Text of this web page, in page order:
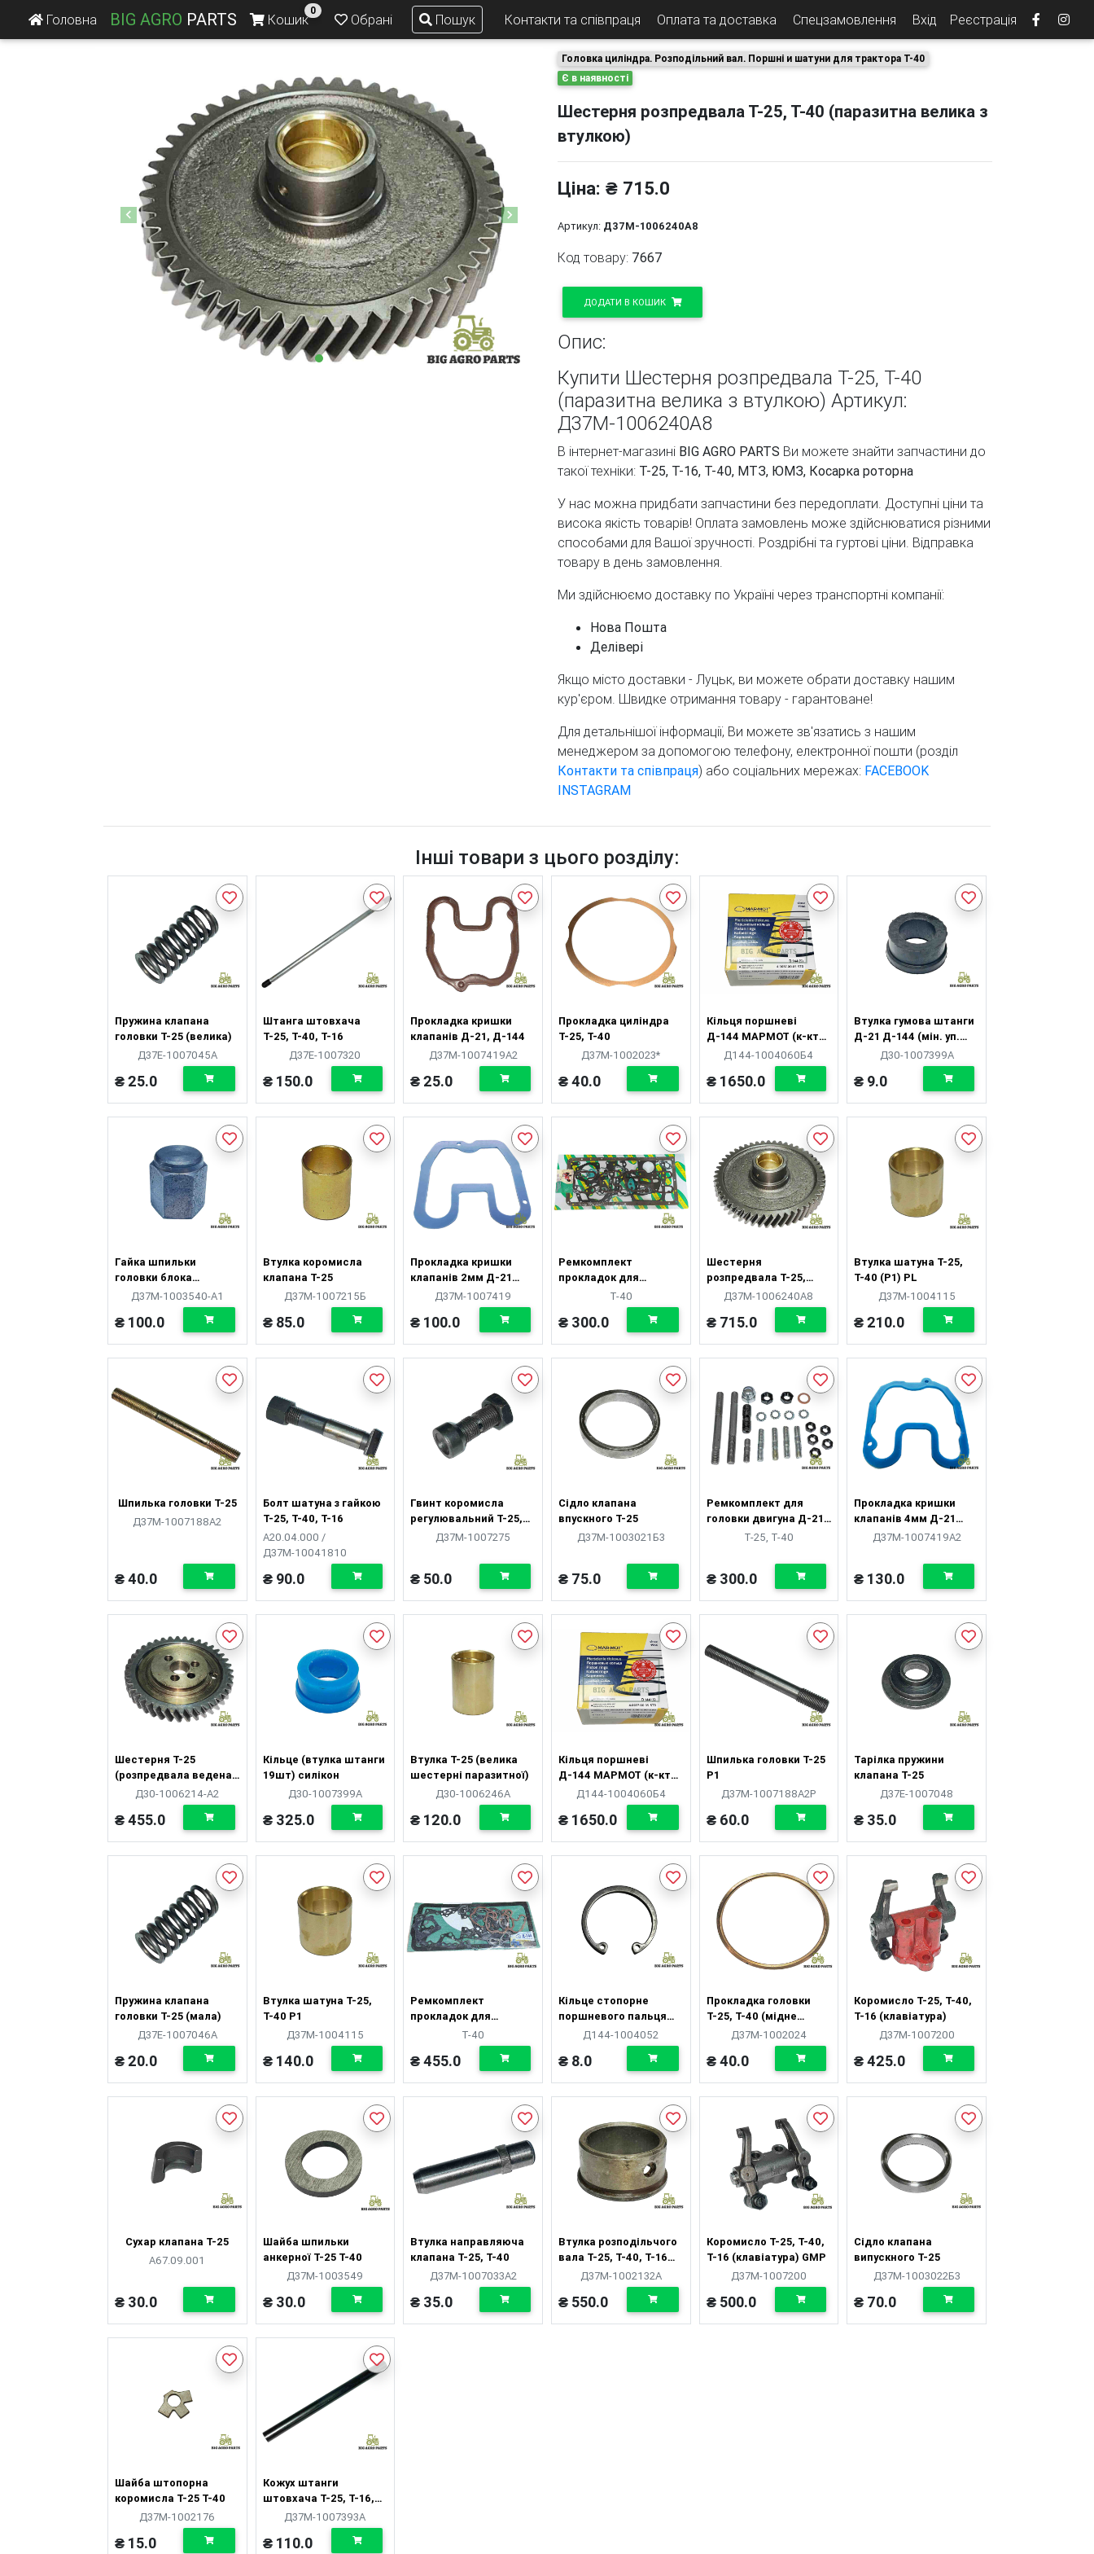
Головна BIG AGRO PARTS 0
Кошик Обрані Пошук Контакти та співпраця Оплата та доставка Спецзамовлення Вхід Реєстрація
Previous Next
Головка циліндра. Розподільний вал. Поршні и шатуни для трактора Т-40
Є в наявності
Шестерня розпредвала Т-25, Т-40 (паразитна велика з
втулкою)
Ціна: ₴ 715.0
Артикул: Д37М-1006240А8
Код товару: 7667
ДОДАТИ В КОШИК
Опис:
Купити Шестерня розпредвала Т-25, Т-40
(паразитна велика з втулкою) Артикул:
Д37М-1006240А8
В інтернет-магазині BIG AGRO PARTS Ви можете знайти запчастини до
такої техніки: Т-25, Т-16, Т-40, МТЗ, ЮМЗ, Косарка роторна
У нас можна придбати запчастини без передоплати. Доступні ціни та
висока якість товарів! Оплата замовлень може здійснюватися різними
способами для Вашої зручності. Роздрібні та гуртові ціни. Відправка
товару в день замовлення.
Ми здійснюємо доставку по Україні через транспортні компанії:
Нова Пошта
Делівері
Якщо місто доставки - Луцьк, ви можете обрати доставку нашим
кур'єром. Швидке отримання товару - гарантоване!
Для детальнішої інформації, Ви можете зв'язатись з нашим
менеджером за допомогою телефону, електронної пошти (розділ
Контакти та співпраця) або соціальних мережах: FACEBOOK
INSTAGRAM
Інші товари з цього розділу:
Пружина клапана
головки Т-25 (велика)
Д37Е-1007045А
₴ 25.0
Штанга штовхача
Т-25, Т-40, Т-16
Д37Е-1007320
₴ 150.0
Прокладка кришки
клапанів Д-21, Д-144
Д37М-1007419А2
₴ 25.0
Прокладка циліндра
Т-25, Т-40
Д37М-1002023*
₴ 40.0
Кільця поршневі
Д-144 МАРМОТ (к-кт
на 4 поршня, 5к)
Д144-1004060Б4
₴ 1650.0
Втулка гумова штанги
Д-21 Д-144 (мін. уп.
100шт.)Д30-1007399А
₴ 9.0
Гайка шпильки
головки блока
(анкерної) Т-40
Д37М-1003540-А1
₴ 100.0
Втулка коромисла
клапана Т-25
Д37М-1007215Б
₴ 85.0
Прокладка кришки
клапанів 2мм Д-21
Д-144 силікон
Д37М-1007419
₴ 100.0
Ремкомплект
прокладок для
ремонта двигуна
Т-40
₴ 300.0
Шестерня
розпредвала Т-25,
Т-40 (паразитна
велика з втулкою)
Д37М-1006240А8
₴ 715.0
Втулка шатуна Т-25,
Т-40 (Р1) PL
Д37М-1004115
₴ 210.0
Шпилька головки Т-25
Д37М-1007188А2
₴ 40.0
Болт шатуна з гайкою
Т-25, Т-40, Т-16
А20.04.000 /
Д37М-10041810
₴ 90.0
Гвинт коромисла
регулювальний Т-25,
Д37М-1007275
₴ 50.0
Сідло клапана
впускного Т-25
Д37М-1003021Б3
₴ 75.0
Ремкомплект для
головки двигуна Д-21
Д-144 (шпильки +
Т-25, Т-40
₴ 300.0
Прокладка кришки
клапанів 4мм Д-21
Д-144 силікон
Д37М-1007419А2
₴ 130.0
Шестерня Т-25
(розпредвала ведена
z=40)Д30-1006214-А2
₴ 455.0
Кільце (втулка штанги
19шт) силікон
Д30-1007399А
₴ 325.0
Втулка Т-25 (велика
шестерні паразитної)
Д30-1006246А
₴ 120.0
Кільця поршневі
Д-144 МАРМОТ (к-кт
на 4 поршня, 5к) Р1
Д144-1004060Б4
₴ 1650.0
Шпилька головки Т-25
Р1
Д37М-1007188А2Р
₴ 60.0
Тарілка пружини
клапана Т-25
Д37Е-1007048
₴ 35.0
Пружина клапана
головки Т-25 (мала)
Д37Е-1007046А
₴ 20.0
Втулка шатуна Т-25,
Т-40 Р1
Д37М-1004115
₴ 140.0
Ремкомплект
прокладок для
ремонта двигуна
Д-144 параніт
Т-40
₴ 455.0
Кільце стопорне
поршневого пальця
Т-25, Т-40
Д144-1004052
₴ 8.0
Прокладка головки
Т-25, Т-40 (мідне
кільце)Д37М-1002024
₴ 40.0
Коромисло Т-25, Т-40,
Т-16 (клавіатура)
Д37М-1007200
₴ 425.0
Сухар клапана Т-25
А67.09.001
₴ 30.0
Шайба шпильки
анкерної Т-25 Т-40
Д37М-1003549
₴ 30.0
Втулка направляюча
клапана Т-25, Т-40
Д37М-1007033А2
₴ 35.0
Втулка розподільчого
вала Т-25, Т-40, Т-16
(передня) ЛАТУНЬ
Д37М-1002132А
₴ 550.0
Коромисло Т-25, Т-40,
Т-16 (клавіатура) GMP
Д37М-1007200
₴ 500.0
Сідло клапана
випускного Т-25
Д37М-1003022Б3
₴ 70.0
Шайба штопорна
коромисла Т-25 Т-40
Д37М-1002176
₴ 15.0
Кожух штанги
штовхача Т-25, Т-16,
Т-40Д37М-1007393А
₴ 110.0